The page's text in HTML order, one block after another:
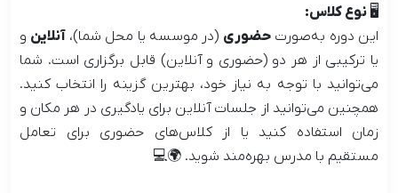
🖥 نوع کلاس:
این دوره به‌صورتحضوری (در موسسه یا محل شما)،آنلاین و
یا ترکیبی از هر دو (حضوری و آنلاین) قابل برگزاری است. شما
می‌توانید با توجه به نیاز خود، بهترین گزینه را انتخاب کنید.
همچنین می‌توانید از جلسات آنلاین برای یادگیری در هر مکان و
زمان استفاده کنید یا از کلاس‌های حضوری برای تعامل
مستقیم با مدرس بهره‌مند شوید. 🌍💻